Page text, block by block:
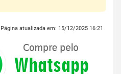
Página atualizada em: 15/12/2025 16:21